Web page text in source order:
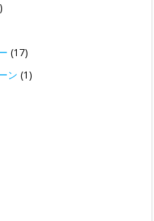
(17)
ン (1)